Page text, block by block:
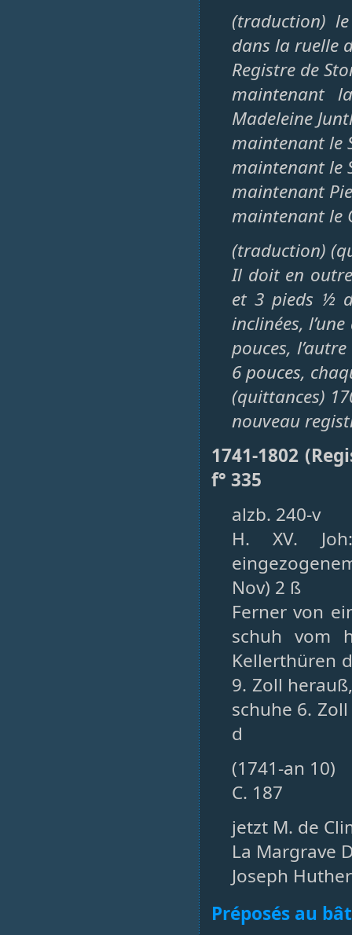
(traduction)
dans la ruelle
Registre de
maintenant
Madeleine
maintenant le
maintenant le
maintenant
maintenant le
(traduction)
Il doit en
et 3 pieds ½
inclinées,
pouces,
6 pouces,
(quittances)
nouveau
1741-1802
f° 335
alzb. 240-v
H. XV.
Nov) 2 ß
Ferner von
schuh vom
Kellerthüren
9. Zoll
schuhe 6.
d
(1741-an 10)
C. 187
jetzt M. de
La Margrave
Joseph Huther
Préposés au